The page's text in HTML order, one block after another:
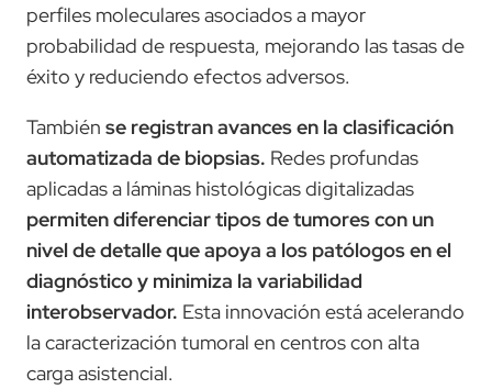
perfiles moleculares asociados a mayor
probabilidad de respuesta, mejorando las tasas de
éxito y reduciendo efectos adversos.
También se registran avances en la clasificación
automatizada de biopsias. Redes profundas
aplicadas a láminas histológicas digitalizadas
permiten diferenciar tipos de tumores con un
nivel de detalle que apoya a los patólogos en el
diagnóstico y minimiza la variabilidad
interobservador. Esta innovación está acelerando
la caracterización tumoral en centros con alta
carga asistencial.